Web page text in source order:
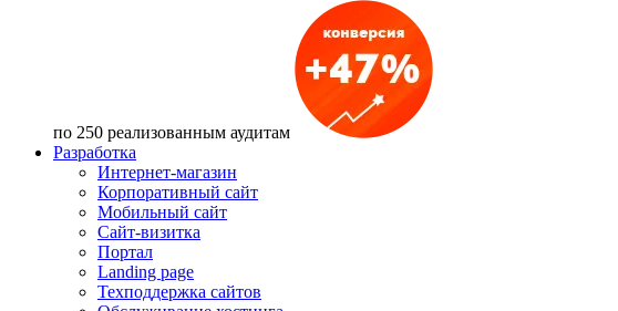
по 250 реализованным аудитам
Разработка
Интернет-магазин
Корпоративный сайт
Мобильный сайт
Сайт-визитка
Портал
Landing page
Техподдержка сайтов